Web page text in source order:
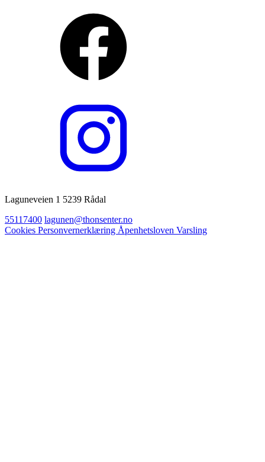
Laguneveien 1 5239 Rådal
55117400 lagunen@thonsenter.no
Cookies Personvernerklæring Åpenhetsloven Varsling